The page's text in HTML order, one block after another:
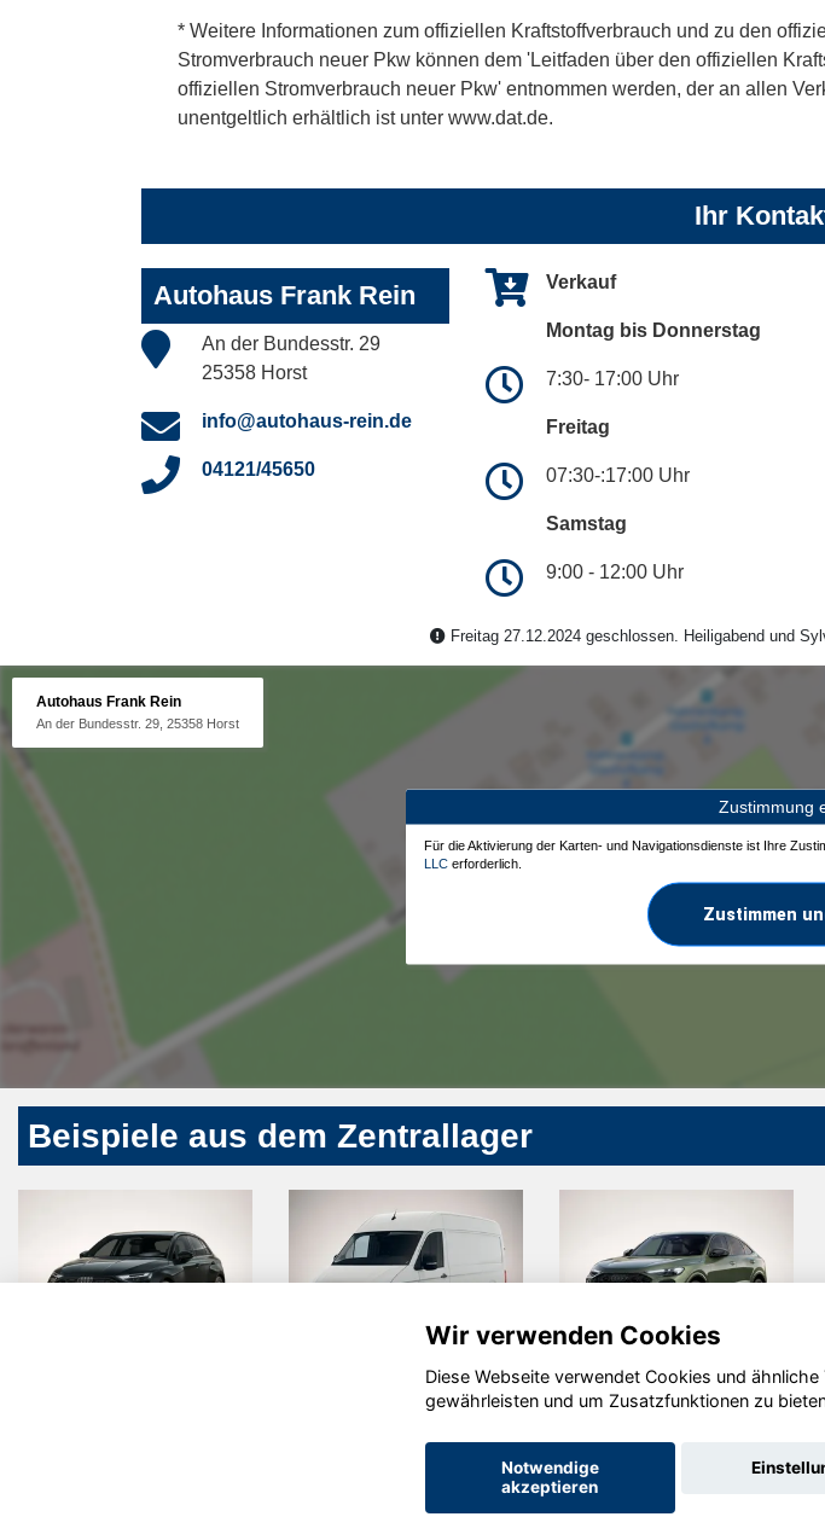
* Weitere Informationen zum offiziellen Kraftstoffverbrauch und zu den
Stromverbrauch neuer Pkw können dem 'Leitfaden über den offiziellen
offiziellen Stromverbrauch neuer Pkw' entnommen werden, der an allen
unentgeltlich erhältlich ist unter www.dat.de.
Ihr
Autohaus Frank Rein
An der Bundesstr. 29
25358 Horst
info@autohaus-rein.de
04121/45650
Verkauf
Montag bis Donnerstag
7:30- 17:00 Uhr
Freitag
07:30-:17:00 Uhr
Samstag
9:00 - 12:00 Uhr
Freitag 27.12.2024 geschlossen. Heiligabend und
Autohaus Frank Rein
An der Bundesstr. 29, 25358 Horst
Zustimmung
Für die Aktivierung der Karten- und Navigationsdienste ist Ihre
LLC erforderlich.
Zustimmen
Beispiele aus dem Zentrallager
Audi Q5
Polo
Wir verwenden Cookies
Diese Webseite verwendet Cookies und
gewährleisten und um Zusatzfunktionen zu
Notwendige
akzeptieren